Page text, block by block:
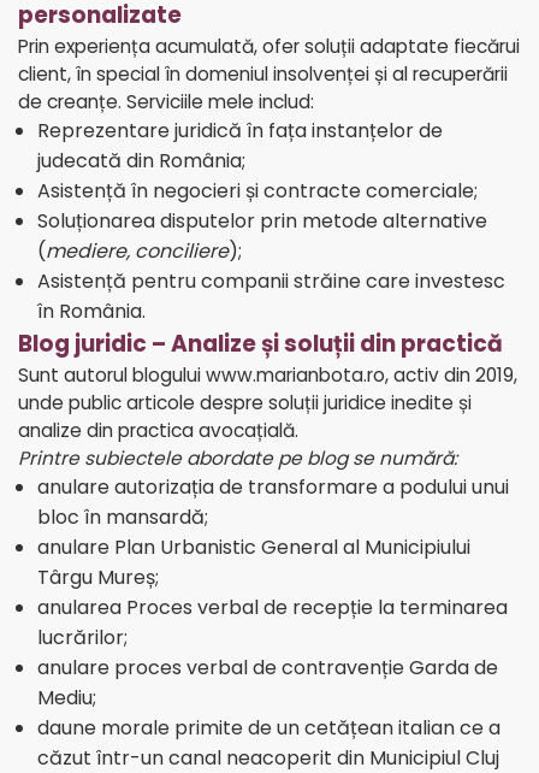
personalizate
Prin experiența acumulată, ofer soluții adaptate fiecărui
client, în special în domeniul insolvenței și al recuperării
de creanțe. Serviciile mele includ:
Reprezentare juridică în fața instanțelor de
judecată din România;
Asistență în negocieri și contracte comerciale;
Soluționarea disputelor prin metode alternative
(mediere, conciliere);
Asistență pentru companii străine care investesc
în România.
Blog juridic – Analize și soluții din practică
Sunt autorul bloguluiwww.marianbota.ro, activ din 2019,
unde public articole despre soluții juridice inedite și
analize din practica avocațială.
Printre subiectele abordate pe blog se numără:
anulare autorizația de transformare a podului unui
bloc în mansardă;
anulare Plan Urbanistic General al Municipiului
Târgu Mureș;
anularea Proces verbal de recepție la terminarea
lucrărilor;
anulare proces verbal de contravenție Garda de
Mediu;
daune morale primite de un cetățean italian ce a
căzut într-un canal neacoperit din Municipiul Cluj